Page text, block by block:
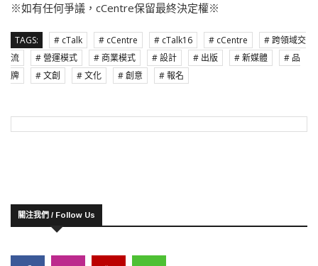
※如有任何爭議，cCentre保留最終決定權※
TAGS: # cTalk # cCentre # cTalk16 # cCentre
# 跨領域交
流
# 營運模式 # 商業模式 # 設計 # 出版 # 新媒體
# 品
牌
# 文創 # 文化 # 創意 # 報名
關注我們 / Follow Us